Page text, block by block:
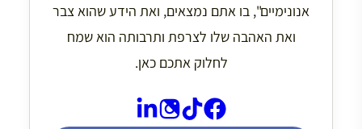
אנונימיים", בו אתם נמצאים, ואת הידע שהוא צבר
ואת האהבה שלו לצרפת ותרבותה הוא שמח
לחלוק אתכם כאן.